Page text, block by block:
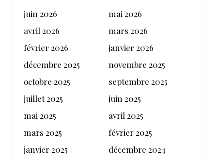
juin 2026
mai 2026
avril 2026
mars 2026
février 2026
janvier 2026
décembre 2025
novembre 2025
octobre 2025
septembre 2025
juillet 2025
juin 2025
mai 2025
avril 2025
mars 2025
février 2025
janvier 2025
décembre 2024